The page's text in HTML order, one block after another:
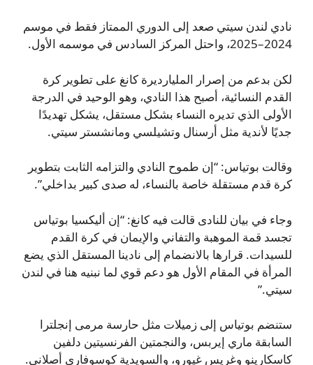
نادي لندن سيتي صعد إلى الدوري الممتاز فقط في موسم
2024–2025، واحتل المركز السادس في موسمه الأول.
لكن بدعم من إصرار المليارديرة كانغ على تطوير كرة
القدم النسائية، أصبح هذا النادي، وهو الوحيد في الدرجة
الأولى الذي تديره النساء بشكل مستقل، يشكل تهديدًا
جديًا لأندية مثل أرسنال وتشيلسي ومانشستر سيتي.
وقالت بوتياس: “إن طموح النادي والتزامه الثابت بتطوير
كرة قدم مستقلة خاصة بالنساء، له صدى كبير بداخلي”.
وجاء في بيان للنادى قالت فيه كانغ: “إن أليكسيا بوتياس
تجسد قمة الموهبة والتفاني والإيمان في كرة القدم
للسيدات. قرارها بالانضمام إلى نادينا المستقل الذي يضع
المرأة في المقام الأول هو دعم قوي لما نبنيه هنا في لندن
سيتي.”
ستنضم بوتياس إلى زميلات مثل حارسة مرمى إنجلترا
السابقة ماري إيربس، والنجمتين الفرنسيتين دلفين
كاسكارينو وغريس غيورو، والسويدية كوسوفاري أصلاني.